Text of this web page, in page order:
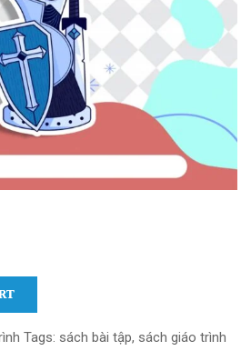
Tags: sách bài tập, sách giáo trình